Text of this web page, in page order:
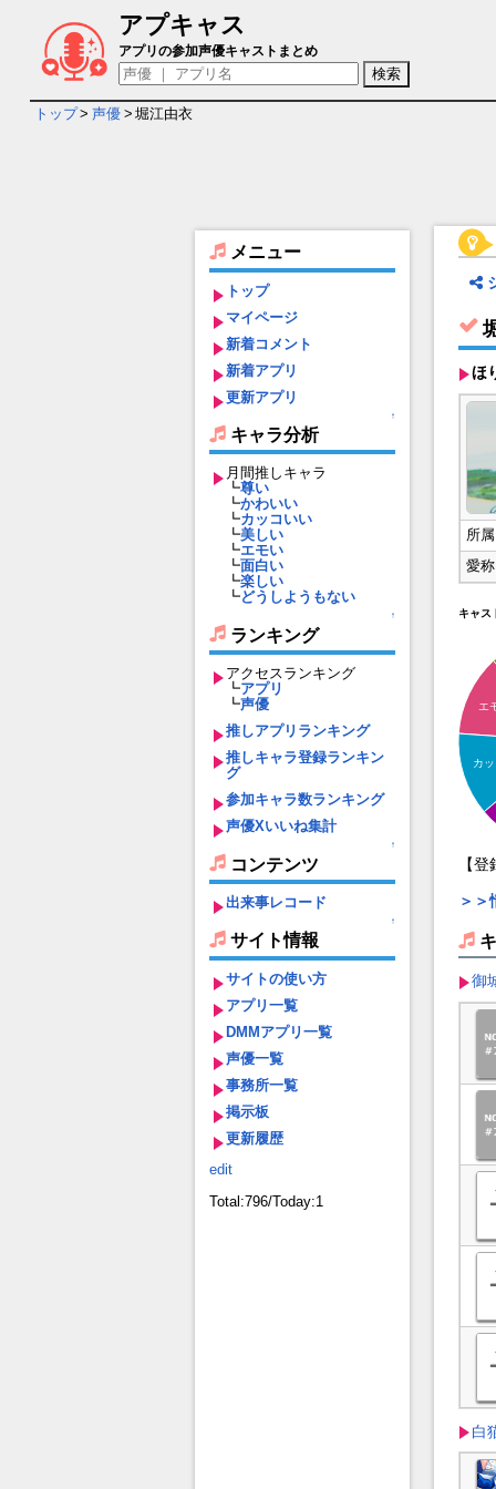
アプキャス
堀江由衣 - 担当ゲームキャラ一覧情報
アプリの参加声優キャストまとめ
トップ> 声優 > 堀江由衣
メニュー
トップ
マイページ
新着コメント
新着アプリ
更新アプリ
↑
キャラ分析
月間推しキャラ
┗尊い
┗かわいい
┗カッコいい
┗美しい
┗エモい
┗面白い
┗楽しい
┗どうしようもない
↑
ランキング
アクセスランキング
┗アプリ
┗声優
推しアプリランキング
推しキャラ登録ランキン
グ
参加キャラ数ランキング
声優Xいいね集計
↑
コンテンツ
出来事レコード
↑
サイト情報
サイトの使い方
アプリ一覧
DMMアプリ一覧
声優一覧
事務所一覧
掲示板
更新履歴
edit
Total:796/Today:1
ほ
所
愛
キャス
エ
カ
【
＞＞
御
白